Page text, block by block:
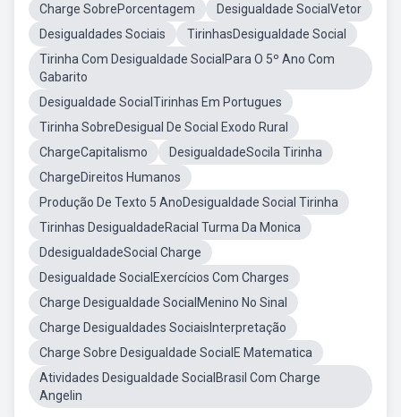
Charge SobrePorcentagem
Desigualdade SocialVetor
Desigualdades Sociais
TirinhasDesigualdade Social
Tirinha Com Desigualdade SocialPara O 5º Ano Com
Gabarito
Desigualdade SocialTirinhas Em Portugues
Tirinha SobreDesigual De Social Exodo Rural
ChargeCapitalismo
DesigualdadeSocila Tirinha
ChargeDireitos Humanos
Produção De Texto 5 AnoDesigualdade Social Tirinha
Tirinhas DesigualdadeRacial Turma Da Monica
DdesigualdadeSocial Charge
Desigualdade SocialExercícios Com Charges
Charge Desigualdade SocialMenino No Sinal
Charge Desigualdades SociaisInterpretação
Charge Sobre Desigualdade SocialE Matematica
Atividades Desigualdade SocialBrasil Com Charge
Angelin